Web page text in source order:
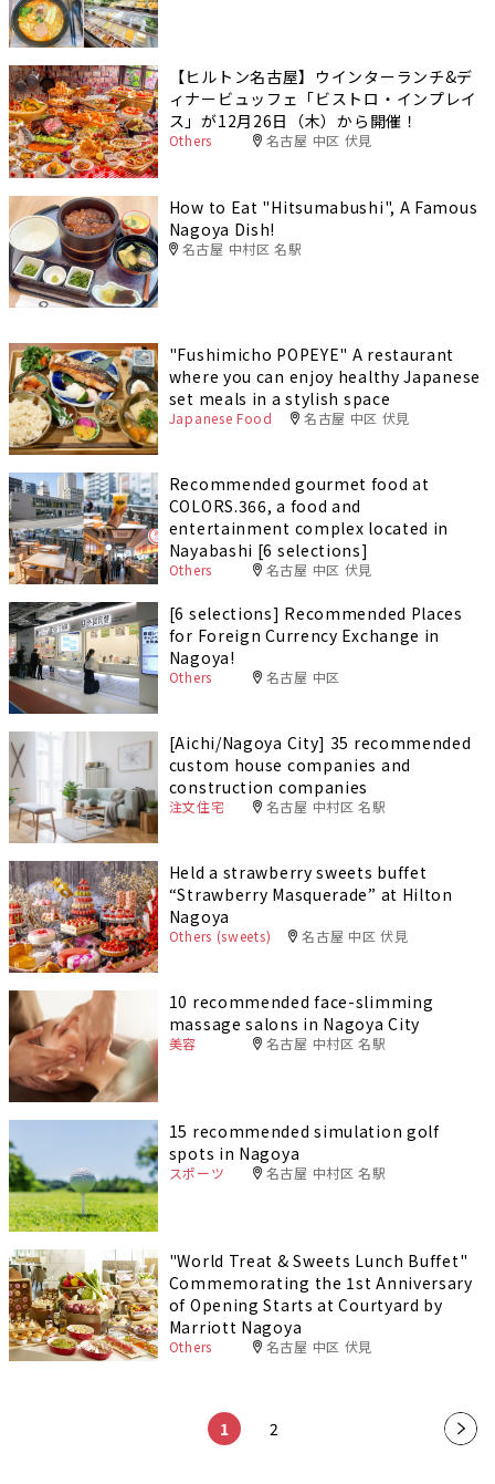
【ヒルトン名古屋】ウインターランチ&デ
ィナービュッフェ「ビストロ・インプレイ
ス」が12月26日（木）から開催！
Others 名古屋 中区 伏見
How to Eat "Hitsumabushi", A Famous
Nagoya Dish!
名古屋 中村区 名駅
"Fushimicho POPEYE" A restaurant
where you can enjoy healthy Japanese
set meals in a stylish space
Japanese Food 名古屋 中区 伏見
Recommended gourmet food at
COLORS.366, a food and
entertainment complex located in
Nayabashi [6 selections]
Others 名古屋 中区 伏見
[6 selections] Recommended Places
for Foreign Currency Exchange in
Nagoya!
Others 名古屋 中区
[Aichi/Nagoya City] 35 recommended
custom house companies and
construction companies
注文住宅 名古屋 中村区 名駅
Held a strawberry sweets buffet
“Strawberry Masquerade” at Hilton
Nagoya
Others (sweets) 名古屋 中区 伏見
10 recommended face-slimming
massage salons in Nagoya City
美容 名古屋 中村区 名駅
15 recommended simulation golf
spots in Nagoya
スポーツ 名古屋 中村区 名駅
"World Treat & Sweets Lunch Buffet"
Commemorating the 1st Anniversary
of Opening Starts at Courtyard by
Marriott Nagoya
Others 名古屋 中区 伏見
1 2 »